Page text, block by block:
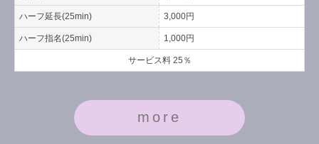
ハーフ延長(25min) 3,000円
ハーフ指名(25min) 1,000円
サービス料 25％
more